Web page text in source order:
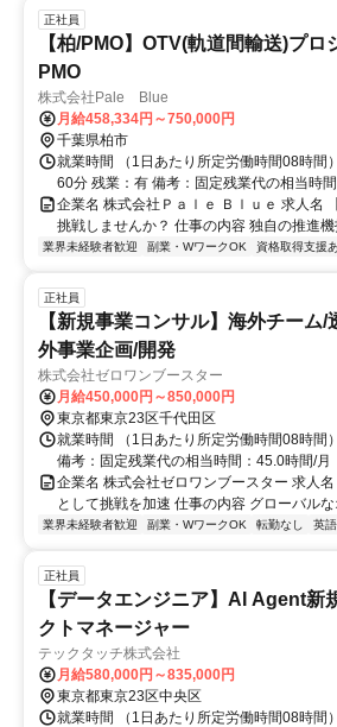
正社員
【柏/PMO】OTV(軌道間輸送)プ
PMO
株式会社Pale Blue
月給458,334円～750,000円
千葉県柏市
就業時間 （1日あたり所定労働時間08時間
60分 残業：有 備考：固定残業代の相当時
企業名 株式会社Ｐａｌｅ Ｂｌｕｅ 求人名
挑戦しませんか？ 仕事の内容 独自の推進
業界未経験者歓迎 副業・WワークOK 資格取得支援
正社員
【新規事業コンサル】海外チー
外事業企画/開発
株式会社ゼロワンブースター
月給450,000円～850,000円
東京都東京23区千代田区
就業時間 （1日あたり所定労働時間08時間
備考：固定残業代の相当時間：45.0時間/月
企業名 株式会社ゼロワンブースター 求人
として挑戦を加速 仕事の内容 グローバル
業界未経験者歓迎 副業・WワークOK 転勤なし 英語
正社員
【データエンジニア】AI Agent
クトマネージャー
テックタッチ株式会社
月給580,000円～835,000円
東京都東京23区中央区
就業時間 （1日あたり所定労働時間08時間